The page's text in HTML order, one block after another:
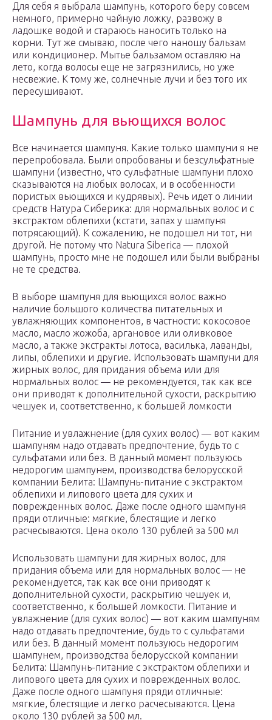
Для себя я выбрала шампунь, которого беру совсем
немного, примерно чайную ложку, развожу в
ладошке водой и стараюсь наносить только на
корни. Тут же смываю, после чего наношу бальзам
или кондиционер. Мытье бальзамом оставляю на
лето, когда волосы еще не загрязнились, но уже
несвежие. К тому же, солнечные лучи и без того их
пересушивают.
Шампунь для вьющихся волос
Все начинается шампуня. Какие только шампуни я не
перепробовала. Были опробованы и безсульфатные
шампуни (известно, что сульфатные шампуни плохо
сказываются на любых волосах, и в особенности
пористых вьющихся и кудрявых). Речь идет о линии
средств Натура Сиберика: для нормальных волос и с
экстрактом облепихи (кстати, запах у шампуня
потрясающий). К сожалению, не подошел ни тот, ни
другой. Не потому что Natura Siberica — плохой
шампунь, просто мне не подошел или были выбраны
не те средства.
В выборе шампуня для вьющихся волос важно
наличие большого количества питательных и
увлажняющих компонентов, в частности: кокосовое
масло, масло жожоба, аргановое или оливковое
масло, а также экстракты лотоса, василька, лаванды,
липы, облепихи и другие. Использовать шампуни для
жирных волос, для придания объема или для
нормальных волос — не рекомендуется, так как все
они приводят к дополнительной сухости, раскрытию
чешуек и, соответственно, к большей ломкости
Питание и увлажнение (для сухих волос) — вот каким
шампуням надо отдавать предпочтение, будь то с
сульфатами или без. В данный момент пользуюсь
недорогим шампунем, производства белорусской
компании Белита: Шампунь-питание с экстрактом
облепихи и липового цвета для сухих и
поврежденных волос. Даже после одного шампуня
пряди отличные: мягкие, блестящие и легко
расчесываются. Цена около 130 рублей за 500 мл
Использовать шампуни для жирных волос, для
придания объема или для нормальных волос — не
рекомендуется, так как все они приводят к
дополнительной сухости, раскрытию чешуек и,
соответственно, к большей ломкости. Питание и
увлажнение (для сухих волос) — вот каким шампуням
надо отдавать предпочтение, будь то с сульфатами
или без. В данный момент пользуюсь недорогим
шампунем, производства белорусской компании
Белита: Шампунь-питание с экстрактом облепихи и
липового цвета для сухих и поврежденных волос.
Даже после одного шампуня пряди отличные:
мягкие, блестящие и легко расчесываются. Цена
около 130 рублей за 500 мл.